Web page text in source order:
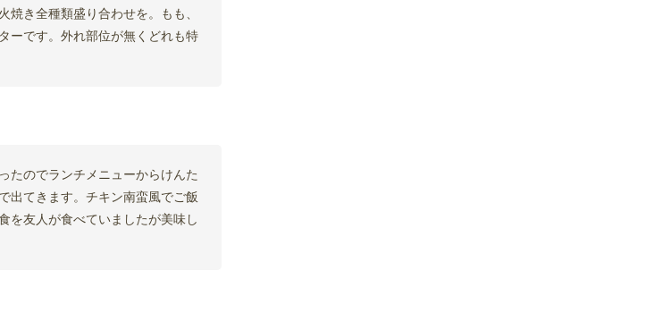
き全種類盛り合わせを。もも、
ーです。外れ部位が無くどれも特
たのでランチメニューからけんた
出てきます。チキン南蛮風でご飯
を友人が食べていましたが美味し